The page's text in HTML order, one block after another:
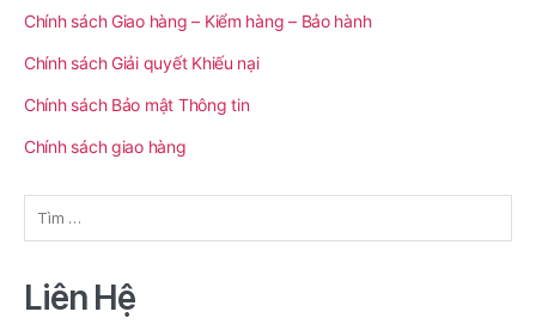
Chính sách Giao hàng – Kiểm hàng – Bảo hành
Chính sách Giải quyết Khiếu nại
Chính sách Bảo mật Thông tin
Chính sách giao hàng
Tìm
kiếm
Liên Hệ